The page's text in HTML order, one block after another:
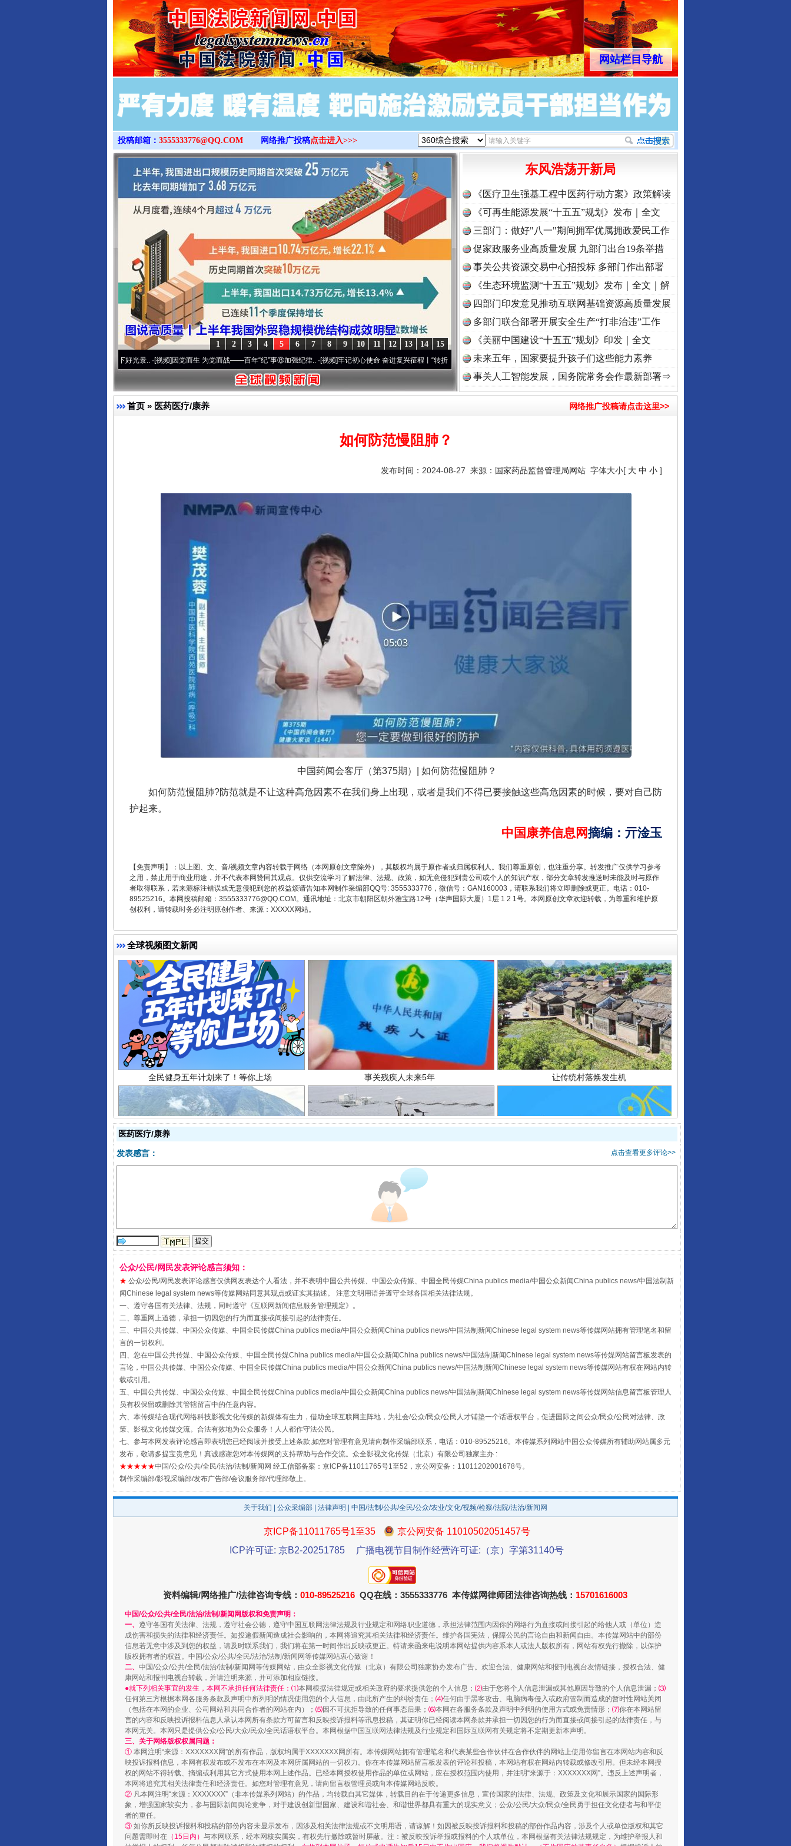
>
网站栏目导航
投稿邮箱： 3555333776@QQ.COM 网络推广投稿点击进入>>>
15
14
13
12
11
10
9
8
7
6
5
4
3
2
1
·[视频]因党而生 为党而战——百年“纪”事⑧加强纪律..·[视频]牢记初心使命 奋进复兴征程丨“转折之城”激荡.. ·[视频] 牢记初心使命 奋进复兴征程丨红船起航处 潮起..·[视频]一首歌的时间，读懂乐至的“诗与远方”
东风浩荡开新局
《医疗卫生强基工程中医药行动方案》政策解读
《可再生能源发展“十五五”规划》发布｜全文
三部门：做好"八一"期间拥军优属拥政爱民工作
促家政服务业高质量发展 九部门出台19条举措
事关公共资源交易中心招投标 多部门作出部署
《生态环境监测“十五五”规划》发布｜全文｜解
读
四部门印发意见推动互联网基础资源高质量发展
多部门联合部署开展安全生产“打非治违”工作
《美丽中国建设“十五五”规划》印发｜全文
未来五年，国家要提升孩子们这些能力素养
事关人工智能发展，国务院常务会作最新部署⇒
首页 » 医药医疗/康养 网络推广投稿请点击这里>>
如何防范慢阻肺？
发布时间：2024-08-27 来源： 国家药品监督管理局网站 字体大小[ 大 中 小 ]
中国药闻会客厅（第375期）| 如何防范慢阻肺？
如何防范慢阻肺?防范就是不让这种高危因素不在我们身上出现，或者是我们不得已要接触这些高危因素的时候，要对自己防
护起来。
中国康养信息网摘编 ： 亓淦玉
【免责声明】：以上图、文、音/视频文章内容转载于网络（本网原创文章除外），其版权均属于原作者或归属权利人。我们尊重原创，也注重分享。转发推广仅供学习参考
之用，禁止用于商业用途，并不代表本网赞同其观点。仅供交流学习了解法律、法规、政策，如无意侵犯到贵公司或个人的知识产权，部分文章转发推送时未能及时与原作
者取得联系，若来源标注错误或无意侵犯到您的权益烦请告知本网制作采编部QQ号: 3555333776，微信号：GAN160003，请联系我们将立即删除或更正。电话：010-
89525216。本网投稿邮箱：3555333776@QQ.COM。通讯地址：北京市朝阳区朝外雅宝路12号（华声国际大厦）1层 1 2 1号。本网原创文章欢迎转载，为尊重和维护原
创权利，请转载时务必注明原创作者、来源：XXXXX网站。
全球视频图文新闻
完善运行机制助力责任有效落实 一纸欠条伤亲情 巡回调解促和解.. 行业协会接连发公告
东山县通报“牛蛙产品抗生素超标问题” 法徽映军营 权益有保障 让核能赋能千行百业
千年窑火 生生不息
揭开“小金库”的免责幌子
全民健身五年计划来了！等你上场 事关残疾人未来5年 让传统村落焕发生机
规模最大的光氢储一体化项目
国家大学科技园优化重塑工作 镜头丨大暑三秋近 山西：不断增强治理腐败综合效能
扯下公款旅游的“隐身衣”
“蜀中异人”王建安的艺术幻境 一颗心始终滚烫 还老百姓一个明白家底
完善运行机制助力责任有效落实 一纸欠条伤亲情 巡回调解促和解.. 行业协会接连发公告
医药医疗/康养
点击查看更多评论>>
发表感言：
公众/公民/网民发表评论感言须知：
★ 公众/公民/网民发表评论感言仅供网友表达个人看法，并不表明中国公共传媒、中国公众传媒、中国全民传媒China publics media/中国公众新闻China publics news/中国法制新
闻Chinese legal system news等传媒网站同意其观点或证实其描述。 注意文明用语并遵守全球各国相关法律法规。
一、遵守各国有关法律、法规，同时遵守《互联网新闻信息服务管理规定》。
二、尊重网上道德，承担一切因您的行为而直接或间接引起的法律责任。
三、中国公共传媒、中国公众传媒、中国全民传媒China publics media/中国公众新闻China publics news/中国法制新闻Chinese legal system news等传媒网站拥有管理笔名和留
言的一切权利。
四、您在中国公共传媒、中国公众传媒、中国全民传媒China publics media/中国公众新闻China publics news/中国法制新闻Chinese legal system news等传媒网站留言板发表的
言论，中国公共传媒、中国公众传媒、中国全民传媒China publics media/中国公众新闻China publics news/中国法制新闻Chinese legal system news等传媒网站有权在网站内转
载或引用。
五、中国公共传媒、中国公众传媒、中国全民传媒China publics media/中国公众新闻China publics news/中国法制新闻Chinese legal system news等传媒网站信息留言板管理人
员有权保留或删除其管辖留言中的任意内容。
六、本传媒结合现代网络科技影视文化传媒的新媒体有生力，借助全球互联网主阵地，为社会/公众/民众/公民人才铺垫一个话语权平台，促进国际之间公众/民众/公民对法律、政
策、影视文化传媒交流。合法有效地为公众服务！人人都作守法公民。
七、参与本网发表评论感言即表明您已经阅读并接受上述条款,如您对管理有意见请向制作采编部联系，电话：010-89525216。本传媒系列网站中国公众传媒所有辅助网站属多元
发布，敬请多提宝贵意见！真诚感谢您对本传媒网的支持帮助与合作交流。众全影视文化传媒（北京）有限公司独家主办 :
★★★★★中国/公众/公共/全民/法治/法制/新闻网 经工信部备案：京ICP备11011765号1至52，京公网安备：11011202001678号。
制作采编部/影视采编部/发布广告部/会议服务部/代理部敬上。
关于我们 公众采编部 法律声明 | 中国/法制/公共/全民/公众/农业/文化/视频/检察/法院/法治/新闻网
京ICP备11011765号1至35
京公网安备 11010502051457号
ICP许可证: 京B2-20251785
广播电视节目制作经营许可证:（京）字第31140号
资料编辑/网络推广/法律咨询专线： 010-89525216 QQ在线：3555333776 本传媒网律师团法律咨询热线： 15701616003
中国/公众/公共/全民/法治/法制/新闻网版权和免责声明：
一、 遵守各国有关法律、法规，遵守社会公德，遵守中国互联网法律法规及行业规定和网络职业道德，承担法律范围内因你的网络行为直接或间接引起的给他人或（单位）造
成伤害和损失的法律和经济责任。如投递假新闻造成社会影响的，本网将追究其相关法律和经济责任。维护各国宪法，保障公民的言论自由和新闻自由。本传媒网站中的部份
信息若无意中涉及到您的权益，请及时联系我们，我们将在第一时间作出反映或更正。特请来函来电说明本网站提供内容系本人或法人版权所有，网站有权先行撤除，以保护
版权拥有者的权益。中国/公众/公共/全民/法治/法制/新闻网等传媒网站衷心致谢！
二、 中国/公众/公共/全民/法治/法制/新闻网等传媒网站，由众全影视文化传媒（北京）有限公司独家协办发布广告。欢迎合法、健康网站和报刊电视台友情链接，授权合法、健
康网站和报刊电视台转载，并请注明来源，并可添加相应链接。
●就下列相关事宜的发生，本网不承担任何法律责任：⑴本网根据法律规定或相关政府的要求提供您的个人信息； ⑵由于您将个人信息泄漏或其他原因导致的个人信息泄漏； ⑶
任何第三方根据本网各服务条款及声明中所列明的情况使用您的个人信息，由此所产生的纠纷责任； ⑷任何由于黑客攻击、电脑病毒侵入或政府管制而造成的暂时性网站关闭
（包括在本网的企业、公司网站和共同合作者的网站在内）； ⑸因不可抗拒导致的任何事态后果； ⑹本网在各服务条款及声明中列明的使用方式或免责情形； ⑺你在本网站留
言的内容和反映投诉报料信息人承认本网所有条款方可留言和反映投诉报料等讯息投稿，其证明你已经阅读本网条款并承担一切因您的行为而直接或间接引起的法律责任，与
本网无关。本网只是提供公众/公民/大众/民众/全民话语权平台。本网根据中国互联网法律法规及行业规定和国际互联网有关规定将不定期更新本声明。
三、关于网络版权权属问题：
① 本网注明“来源：XXXXXXX网”的所有作品，版权均属于XXXXXXX网所有。本传媒网站拥有管理笔名和代表某些合作伙伴在合作伙伴的网站上使用你留言在本网站内容和反
映投诉报料信息，本网有权发布或不发布在本网及本网所属网站的一切权力。你在本传媒网站留言板发表的评论和投稿，本网站有权在网站内转载或修改引用。但未经本网授
权的网站不得转载、摘编或利用其它方式使用本网上述作品。已经本网授权使用作品的单位或网站，应在授权范围内使用，并注明“来源于：XXXXXXX网”。违反上述声明者，
本网将追究其相关法律责任和经济责任。如您对管理有意见，请向留言板管理员或向本传媒网站反映。
② 凡本网注明“来源：XXXXXXX”（非本传媒系列网站）的作品，均转载自其它媒体，转载目的在于传递更多信息，宣传国家的法律、法规、政策及文化和展示国家的国际形
象，增强国家软实力，参与国际新闻舆论竞争，对于建设创新型国家、建设和谐社会、和谐世界都具有重大的现实意义；公众/公民/大众/民众/全民勇于担任文化使者与和平使
者的重任。
③ 如你所反映投诉报料和投稿的部份内容未显示发布，因涉及相关法律法规或不文明用语，请谅解！如因被反映投诉报料和投稿的部份作品内容，涉及个人或单位版权和其它
问题需即时在 （15日内） 与本网联系，经本网核实属实，有权先行撤除或暂时屏蔽。注：被反映投诉举报或报料的个人或单位，本网根据有关法律法规规定，为维护举报人和